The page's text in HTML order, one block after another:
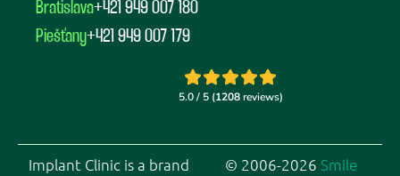
Bratislava+421 949 007 180
Piešťany+421 949 007 179
Implant Clinic is a brand
© 2006-2026 Smile